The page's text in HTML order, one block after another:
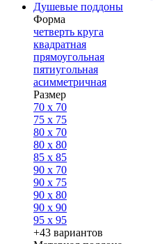
Душевые поддоны
Форма
четверть круга
квадратная
прямоугольная
пятиугольная
асимметричная
Размер
70 x 70
75 x 75
80 x 70
80 x 80
85 x 85
90 x 70
90 x 75
90 x 80
90 x 90
95 x 95
+43 вариантов